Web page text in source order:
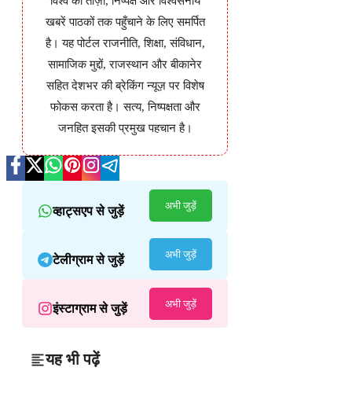
खबरें पाठकों तक पहुँचाने के लिए समर्पित
है। यह पोर्टल राजनीति, शिक्षा, संविधान,
सामाजिक मुद्दों, राजस्थान और बीकानेर
सहित देशभर की ब्रेकिंग न्यूज़ पर विशेष
फोकस करता है। सत्य, निष्पक्षता और
जनहित इसकी प्रमुख पहचान है।
व्हाट्सएप से जुड़ें अभी जुड़ें
टेलीग्राम से जुड़ें अभी जुड़ें
इंस्टाग्राम से जुड़ें अभी जुड़ें
यह भी पढ़ें